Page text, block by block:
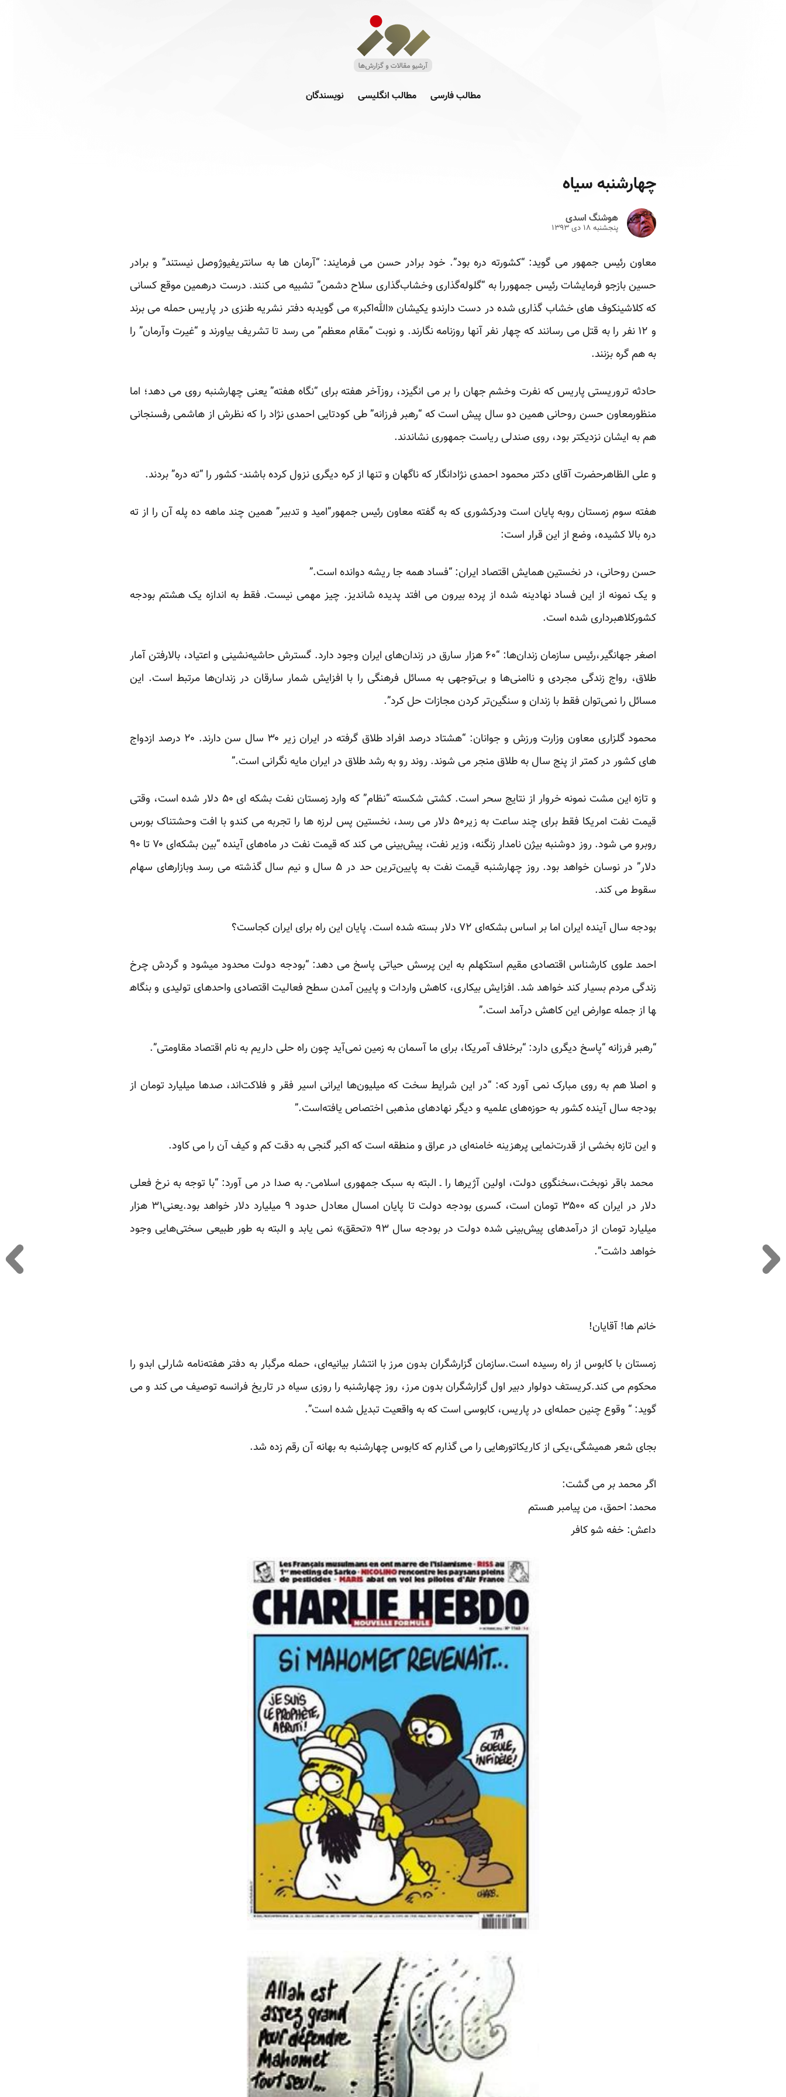
مطالب فارسی مطالب انگلیسی نویسندگان
چهارشنبه سیاه
هوشنگ اسدی
پنجشنبه ۱۸ دى ۱۳۹۳
معاون رئیس جمهور می گوید: “کشورته دره بود”. خود برادر حسن می فرمایند: “آرمان ها به سانتریفیوژوصل نیستند” و برادر
حسین بازجو فرمایشات رئیس جمهوررا به “گلوله‌گذاری وخشاب‌گذاری سلاح دشمن” تشبیه می کنند. درست درهمین موقع کسانی
که کلاشینکوف های خشاب گذاری شده در دست دارندو یکیشان «الله‌اکبر» می گویدبه دفتر نشریه طنزی در پاریس حمله می برند
و ۱۲ نفر را به قتل می رسانند که چهار نفر آنها روزنامه نگارند. و نوبت “مقام معظم” می رسد تا تشریف بیاورند و “غیرت وآرمان” را
به هم گره بزنند.
حادثه تروریستی پاریس که نفرت وخشم جهان را بر می انگیزد، روزآخر هفته برای “نگاه هفته” یعنی چهارشنبه روی می دهد؛ اما
منظورمعاون حسن روحانی همین دو سال پیش است که “رهبر فرزانه” طی کودتایی احمدی نژاد را که نظرش از هاشمی رفسنجانی
هم به ایشان نزدیکتر بود، روی صندلی ریاست جمهوری نشاندند.
و علی الظاهرحضرت آقای دکتر محمود احمدی نژادانگار که ناگهان و تنها از کره دیگری نزول کرده باشند- کشور را “ته دره” بردند.
هفته سوم زمستان روبه پایان است ودرکشوری که به گفته معاون رئیس جمهور”امید و تدبیر” همین چند ماهه ده پله آن را از ته
دره بالا کشیده، وضع از این قرار است:
حسن روحانی، در نخستین همایش اقتصاد ایران: “فساد همه جا ریشه دوانده است.”
و یک نمونه از این فساد نهادینه شده از پرده بیرون می افتد پدیده شاندیز. چیز مهمی نیست. فقط به اندازه یک هشتم بودجه
کشورکلاهبرداری شده است.
اصغر جهانگیر،رئیس سازمان زندان‌ها: “۶۰ هزار سارق در زندان‌های ایران وجود دارد. گسترش حاشیه‌نشینی و اعتیاد، بالارفتن آمار
طلاق، رواج زندگی مجردی و ناامنی‌ها و بی‌توجهی به مسائل فرهنگی را با افزایش شمار سارقان در زندان‌ها مرتبط است. این
مسائل را نمی‌توان فقط با زندان و سنگین‌تر کردن مجازات حل کرد”.
محمود گلزاری معاون وزارت ورزش و جوانان: “هشتاد درصد افراد طلاق گرفته در ایران زیر ۳۰ سال سن دارند. ۲۰ درصد ازدواج
های کشور در کمتر از پنج سال به طلاق منجر می شوند. روند رو به رشد طلاق در ایران مایه نگرانی است.”
و تازه این مشت نمونه خروار از نتایج سحر است. کشتی شکسته
“نظام” که وارد زمستان نفت بشکه ای ۵۰ دلار شده است، وقتی
قیمت نفت امریکا فقط برای چند ساعت به زیر۵۰ دلار می رسد، نخستین پس لرزه ها را تجربه می کندو با
افت وحشتناک بورس
روبرو می شود. روز دوشنبه بیژن نامدار زنگنه، وزیر نفت، پیش‌بینی می کند که قیمت نفت در ماه‌های آینده “بین بشکه‌ای ۷۰ تا ۹۰
دلار” در نوسان خواهد بود. روز چهارشنبه قیمت نفت به پایین‌ترین
حد در ۵ سال و نیم سال گذشته می رسد وبازارهای سهام
سقوط می کند.
بودجه سال آینده ایران اما بر اساس بشکه‌ای ۷۲ دلار بسته شده است. پایان این راه برای ایران کجاست؟
احمد علوی کارشناس اقتصادی مقیم استکهلم به این پرسش حیاتی پاسخ می دهد: “بودجه دولت محدود می​شود و گردش چرخ
زندگی مردم بسیار کند خواهد شد. افزایش بیکاری، کاهش واردات و پایین آمدن سطح فعالیت اقتصادی واحدهای تولیدی و بنگاه​
ها از جمله عوارض این کاهش درآمد است.”
“رهبر فرزانه “پاسخ دیگری دارد: “برخلاف آمریکا، برای ما آسمان به زمین نمی‌آید چون راه حلی داریم به نام اقتصاد مقاومتی”.
و اصلا هم به روی مبارک نمی آورد که: “در این شرایط سخت که میلیون‌ها ایرانی اسیر فقر و فلاکت‌اند، صدها میلیارد تومان از
بودجه سال آینده کشور به حوزه‌های علمیه و دیگر نهادهای مذهبی اختصاص یافته‌است.”
و این تازه بخشی از قدرت‌نمایی پرهزینه خامنه‌ای در عراق و منطقه است که اکبر گنجی به دقت کم و کیف آن را می کاود.
محمد باقر نوبخت،سخنگوی دولت، اولین آژیرها را ـ البته به سبک جمهوری اسلامی-ـ به صدا در می آورد: “با توجه به نرخ فعلی
دلار در ایران که ۳۵۰۰ تومان است، کسری بودجه دولت تا پایان امسال معادل حدود ۹ میلیارد دلار خواهد بود.یعنی۳۱ هزار
میلیارد تومان از درآمدهای پیش‌بینی شده دولت در بودجه سال ۹۳ «تحقق» نمی یابد و البته به طور طبیعی سختی‌هایی وجود
خواهد داشت”.
خانم ها! آقایان!
زمستان با کابوس از راه رسیده است.سازمان گزارشگران بدون مرز با انتشار بیانیه‌ای، حمله مرگبار به دفتر هفته‌نامه شارلی ابدو را
محکوم می کند.کریستف دولوار دبیر اول گزارشگران بدون مرز، روز چهارشنبه را روزی سیاه در تاریخ فرانسه توصیف می کند و می
گوید: “ وقوع چنین حمله‌ای در پاریس، کابوسی است که به واقعیت تبدیل شده است”.
بجای شعر همیشگی،یکی از کاریکاتورهایی را می گذارم که کابوس چهارشنبه به بهانه آن رقم زده شد.
اگر محمد بر می گشت:
محمد: احمق، من پیامبر هستم
داعش: خفه شو کافر